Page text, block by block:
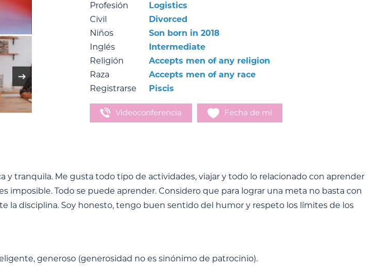
Profesión
Logistics
Civil
Divorced
Niños
Son born in 2018
Inglés
Intermediate
Religión
Accepts men of any religion
Raza
Accepts men of any race
Registrarse
Piscis
Videoconferencia Fecha de mí
y tranquila. Me gusta todo tipo de actividades, viajar y todo lo relacionado con aprender
imposible. Todo se puede aprender. Considero que para lograr una meta no basta con
la disciplina. Soy honesto, tengo buen sentido del humor y respeto los límites de los
generoso (generosidad no es sinónimo de patrocinio).